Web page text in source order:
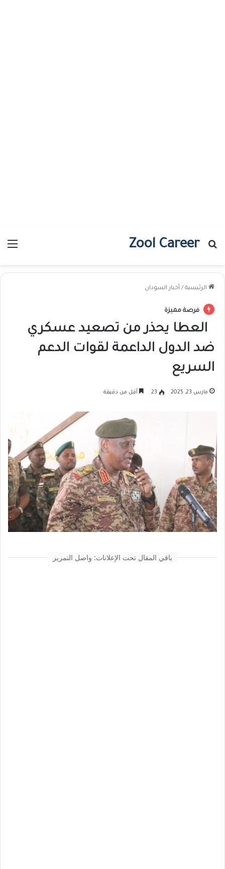
Zool Career
بحث عن
الرئيسية / أخبار السودان
فرصة مميزة
العطا يحذر من تصعيد عسكري
ضد الدول الداعمة لقوات الدعم
السريع
مارس 23, 2025 23 أقل من دقيقة
باقي المقال تحت الإعلانات: واصل التمرير